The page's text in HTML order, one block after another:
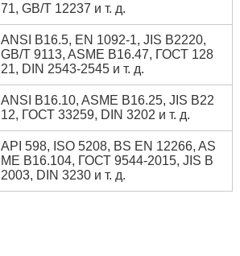
71, GB/T 12237 и т. д.
ANSI B16.5, EN 1092-1, JIS B2220,
GB/T 9113, ASME B16.47, ГОСТ 128
21, DIN 2543-2545 и т. д.
ANSI B16.10, ASME B16.25, JIS B22
12, ГОСТ 33259, DIN 3202 и т. д.
API 598, ISO 5208, BS EN 12266, AS
ME B16.104, ГОСТ 9544-2015, JIS B
2003, DIN 3230 и т. д.